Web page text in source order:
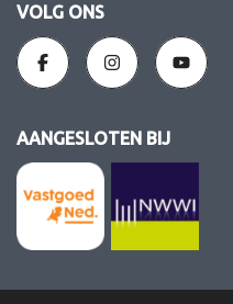
VOLG ONS
AANGESLOTEN BIJ